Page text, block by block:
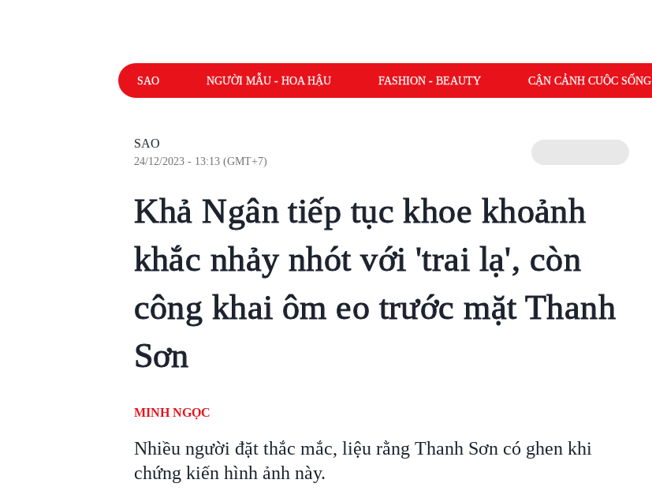
SAO NGƯỜI MẪU - HOA HẬU FASHION - BEAUTY CẬN CẢNH CUỘC SỐNG
SAO
24/12/2023 - 13:13 (GMT+7)
Khả Ngân tiếp tục khoe khoảnh
khắc nhảy nhót với 'trai lạ', còn
công khai ôm eo trước mặt Thanh
Sơn
MINH NGỌC
Nhiều người đặt thắc mắc, liệu rằng Thanh Sơn có ghen khi
chứng kiến hình ảnh này.